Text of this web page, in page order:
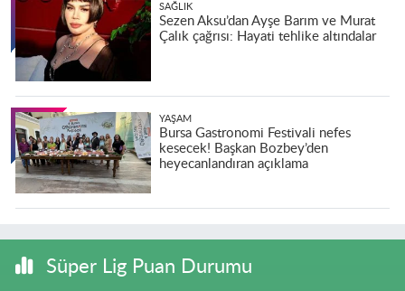
SAĞLIK
Sezen Aksu’dan Ayşe Barım ve Murat
Çalık çağrısı: Hayati tehlike altındalar
YAŞAM
Bursa Gastronomi Festivali nefes
kesecek! Başkan Bozbey’den
heyecanlandıran açıklama
Süper Lig Puan Durumu